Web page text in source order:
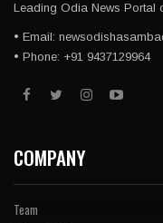
Leading Odia News Portal
• Email:
• Phone: +91 9437129964
COMPANY
Team